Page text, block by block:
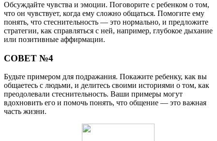
Обсуждайте чувства и эмоции. Поговорите с ребенком о том,
что он чувствует, когда ему сложно общаться. Помогите ему
понять, что стеснительность — это нормально, и предложите
стратегии, как справляться с ней, например, глубокое дыхание
или позитивные аффирмации.
СОВЕТ №4
Будьте примером для подражания. Покажите ребенку, как вы
общаетесь с людьми, и делитесь своими историями о том, как
преодолевали стеснительность. Ваши примеры могут
вдохновить его и помочь понять, что общение — это важная
часть жизни.